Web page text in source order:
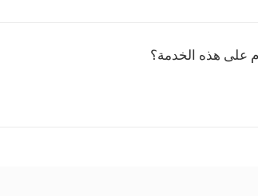
على هذه الخدمة؟